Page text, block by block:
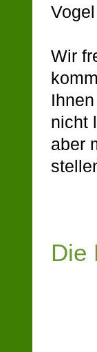
Wir
nicht
aber
Die